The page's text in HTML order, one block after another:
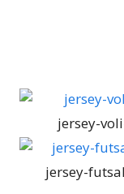
jersey-
jersey-